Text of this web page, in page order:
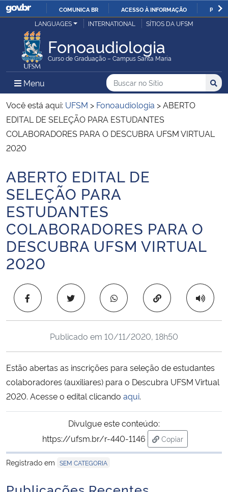
IR
O
COMUNICA BR ACESSO À INFORMAÇÃO
Ministério da Justiça e Segurança Pública
Ministério da Defesa
Ministério das Relações Exteriores
Ministério da Economia
Ministério da Agricultura, Pecuária e Abastecimento
Ministério da Educação
Ministério da Cidadania
Ministério da Saúde
Ministério de Minas e Energia
Ministério da Ciência, Tecnologia, Inovações e Comunicações
Ministério do Turismo
Ministério do Desenvolvimento Regional
Controladoria-Geral da União
Ministério da Mulher, da Família e dos Direitos Humanos
LANGUAGES INTERNATIONAL SÍTIOS DA UFSM
Fonoaudiologia
Curso de Graduação – Campus Santa Maria
Menu Menu Principal do Sítio
Busca
Buscar no no Sítio
Busca:
Você está aqui: UFSM > Fonoaudiologia >ABERTO
EDITAL DE SELEÇÃO PARA ESTUDANTES
COLABORADORES PARA O DESCUBRA UFSM VIRTUAL
2020
Início do conteúdo
ABERTO EDITAL DE
SELEÇÃO PARA
ESTUDANTES
COLABORADORES PARA O
DESCUBRA UFSM VIRTUAL
2020
Copiar para área
Publicado em 10/11/2020, 18h50
Estão abertas as inscrições para seleção de estudantes
colaboradores (auxiliares) para o Descubra UFSM Virtual
2020. Acesse o edital clicando aqui.
Divulgue este conteúdo:
https://ufsm.br/r-440-1146
Copiar
para área de
Registrado em SEM CATEGORIA